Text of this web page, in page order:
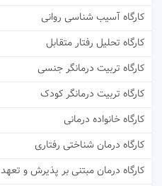
کارگاه آسیب شناسی روانی
کارگاه تحلیل رفتار متقابل
کارگاه تربیت درمانگر جنسی
کارگاه تربیت درمانگر کودک
کارگاه خانواده درمانی
کارگاه درمان شناختی رفتاری
کارگاه درمان مبتنی بر پذیرش و تعهد